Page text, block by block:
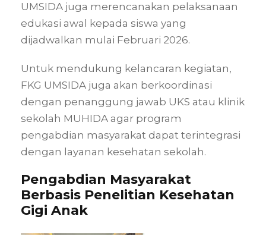
UMSIDA juga merencanakan pelaksanaan
edukasi awal kepada siswa yang
dijadwalkan mulai Februari 2026.
Untuk mendukung kelancaran kegiatan,
FKG UMSIDA juga akan berkoordinasi
dengan penanggung jawab UKS atau klinik
sekolah MUHIDA agar program
pengabdian masyarakat dapat terintegrasi
dengan layanan kesehatan sekolah.
Pengabdian Masyarakat
Berbasis Penelitian Kesehatan
Gigi Anak